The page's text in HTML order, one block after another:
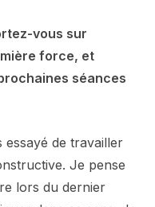
vous sur
force, et
séances
essayé de travailler
Je pense
lors du dernier